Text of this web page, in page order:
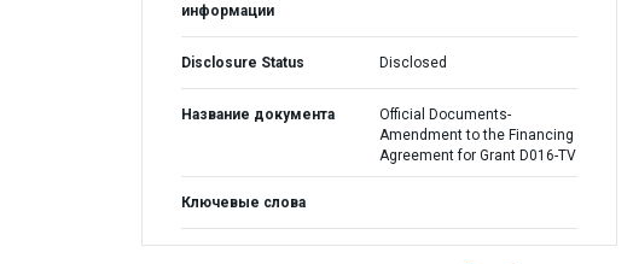
информации
Disclosure Status Disclosed
Название документа
Official Documents-
Amendment to the Financing
Agreement for Grant D016-TV
Ключевые слова